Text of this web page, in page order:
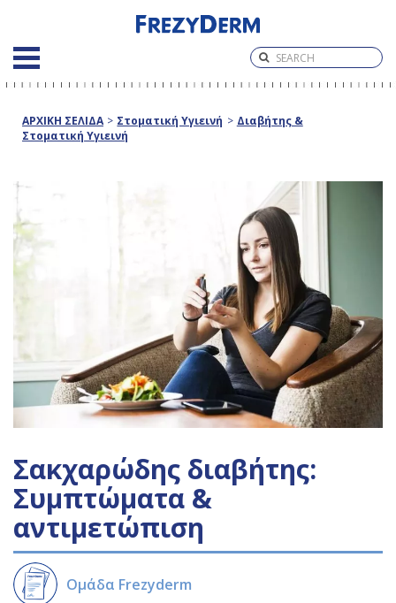
ΑΡΧΙΚΗ ΣΕΛΙΔΑ > Στοματική Υγιεινή > Διαβήτης &
Στοματική Υγιεινή
Σακχαρώδης διαβήτης:
Συμπτώματα &
αντιμετώπιση
Ομάδα Frezyderm